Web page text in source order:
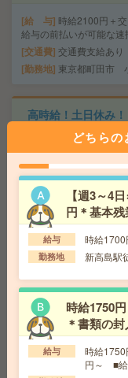
給 与 時給2100円＋
給与の前払いが可能な速
交通費 交通費支給あり
勤務地 東京都町田市
高時給！土日休み
時給1500円
交通費 交通費支給有り
勤務地 福浦駅～徒歩
2名募集！正社員前
勤務OK[正社員へ
給与の前払いが可能な
交通費 交通費支給あり
勤務地
神奈川県横浜
駅徒歩5分、京浜東北線
どちら
【週3～4
円＊基本
給与 時給
勤務地 新高島駅
時給1750
＊書類の
給与
時給
円～ ■給